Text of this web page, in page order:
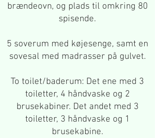
brændeovn, og plads til omkring 80
spisende.
5 soverum med køjesenge, samt en
sovesal med madrasser på gulvet.
To toilet/baderum: Det ene med 3
toiletter, 4 håndvaske og 2
brusekabiner. Det andet med 3
toiletter, 3 håndvaske og 1
brusekabine.